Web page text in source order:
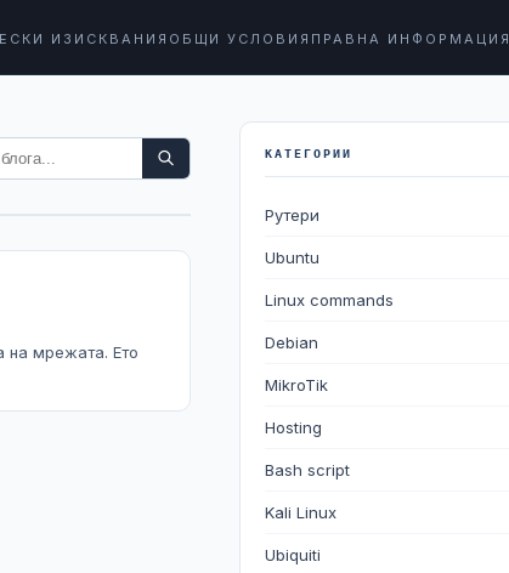
ИЗИСКВАНИЯ ОБЩИ УСЛОВИЯ ПРАВНА ИНФОРМАЦИЯ
на мрежата. Ето
КАТЕГОРИИ
Рутери
Ubuntu
Linux commands
Debian
MikroTik
Hosting
Bash script
Kali Linux
Ubiquiti